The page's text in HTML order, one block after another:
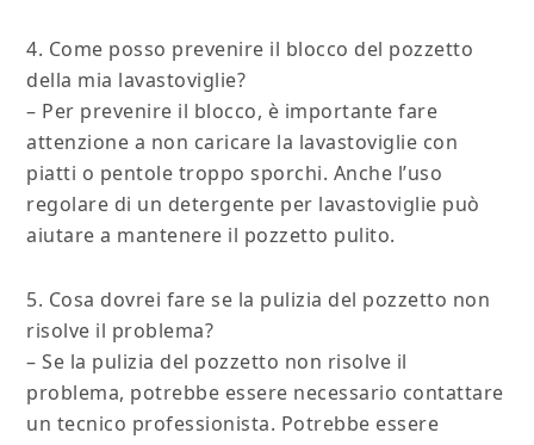
4. Come posso prevenire il blocco del pozzetto
della mia lavastoviglie?
– Per prevenire il blocco, è importante fare
attenzione a non caricare la lavastoviglie con
piatti o pentole troppo sporchi. Anche l’uso
regolare di un detergente per lavastoviglie può
aiutare a mantenere il pozzetto pulito.
5. Cosa dovrei fare se la pulizia del pozzetto non
risolve il problema?
– Se la pulizia del pozzetto non risolve il
problema, potrebbe essere necessario contattare
un tecnico professionista. Potrebbe essere